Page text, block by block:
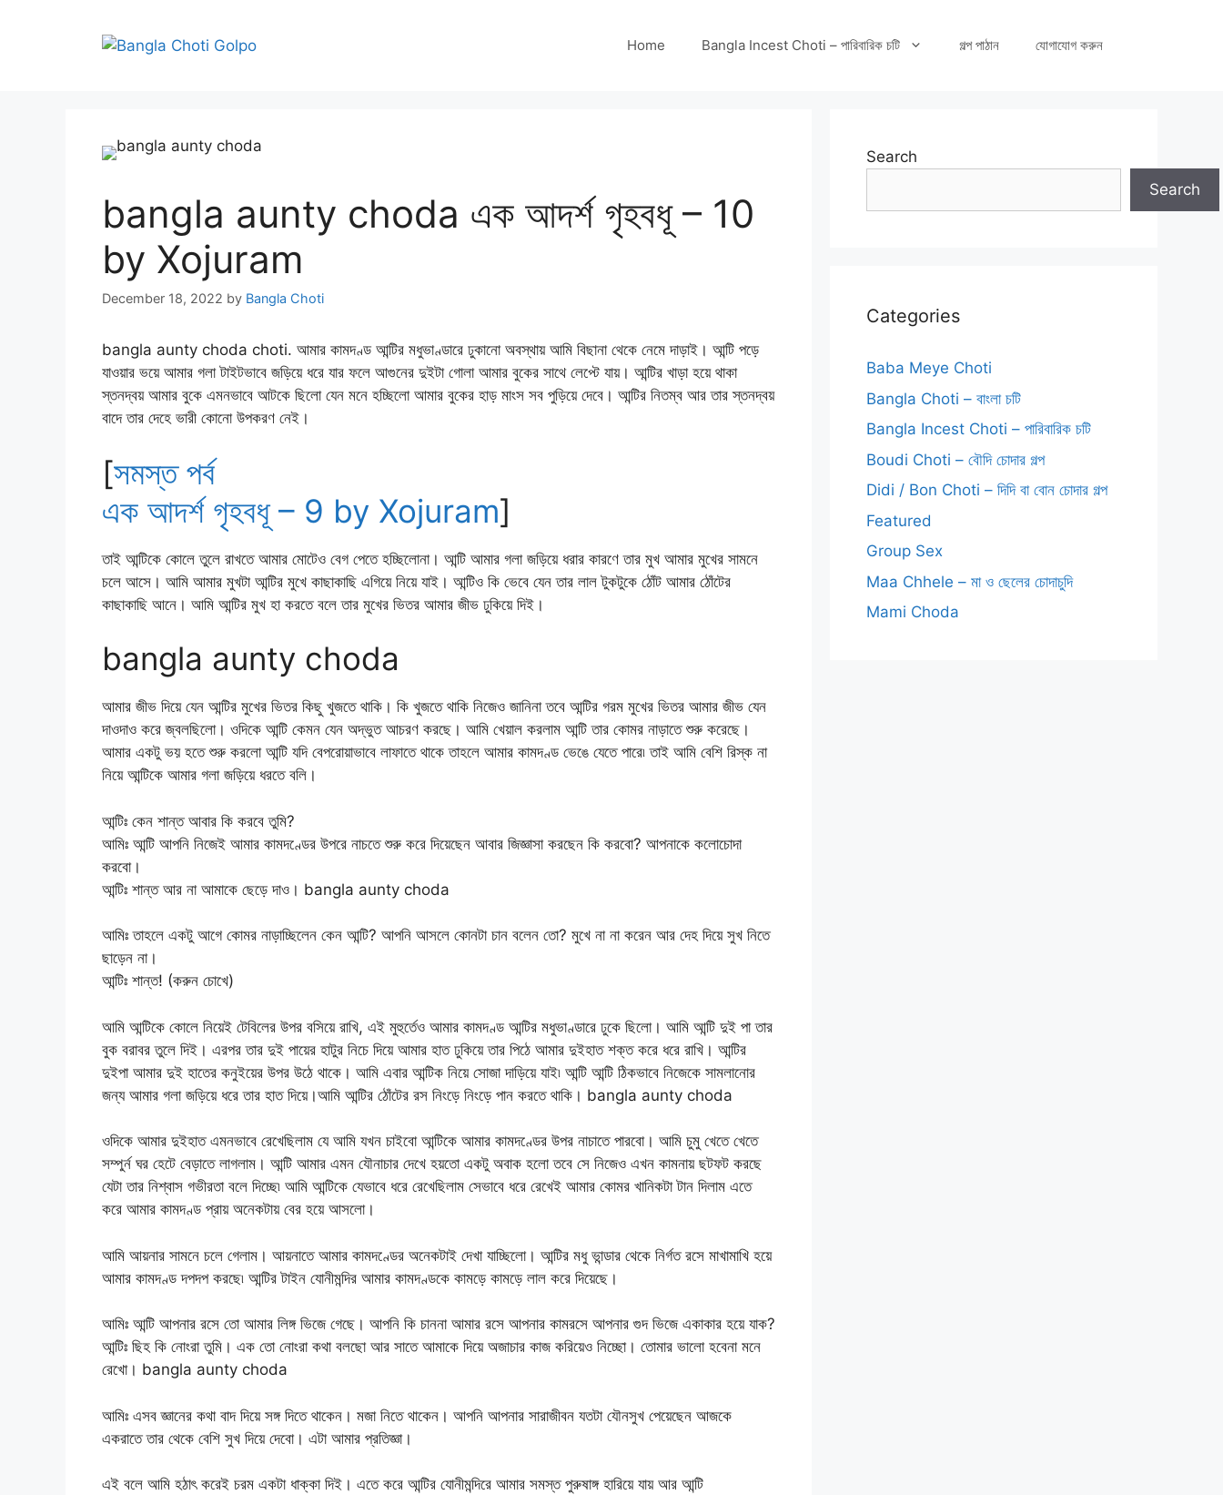
Home Bangla Incest Choti – পারিবারিক চটি গল্প পাঠান যোগাযোগ করুন
bangla aunty choda এক আদর্শ গৃহবধূ – 10
by Xojuram
December 18, 2022 by Bangla Choti
bangla aunty choda choti. আমার কামদণ্ড আন্টির মধুভাণ্ডারে ঢুকানো অবস্থায় আমি বিছানা থেকে নেমে দাড়াই। আন্টি পড়ে
যাওয়ার ভয়ে আমার গলা টাইটভাবে জড়িয়ে ধরে যার ফলে আগুনের দুইটা গোলা আমার বুকের সাথে লেপ্টে যায়। আন্টির খাড়া হয়ে থাকা
স্তনদ্বয় আমার বুকে এমনভাবে আটকে ছিলো যেন মনে হচ্ছিলো আমার বুকের হাড় মাংস সব পুড়িয়ে দেবে। আন্টির নিতম্ব আর তার স্তনদ্বয়
বাদে তার দেহে ভারী কোনো উপকরণ নেই।
[সমস্ত পর্ব
এক আদর্শ গৃহবধূ – 9 by Xojuram]
তাই আন্টিকে কোলে তুলে রাখতে আমার মোটেও বেগ পেতে হচ্ছিলোনা। আন্টি আমার গলা জড়িয়ে ধরার কারণে তার মুখ আমার মুখের সামনে
চলে আসে। আমি আমার মুখটা আন্টির মুখে কাছাকাছি এগিয়ে নিয়ে যাই। আন্টিও কি ভেবে যেন তার লাল টুকটুকে ঠোঁট আমার ঠোঁটের
কাছাকাছি আনে। আমি আন্টির মুখ হা করতে বলে তার মুখের ভিতর আমার জীভ ঢুকিয়ে দিই।
bangla aunty choda
আমার জীভ দিয়ে যেন আন্টির মুখের ভিতর কিছু খুজতে থাকি। কি খুজতে থাকি নিজেও জানিনা তবে আন্টির গরম মুখের ভিতর আমার জীভ যেন
দাওদাও করে জ্বলছিলো। ওদিকে আন্টি কেমন যেন অদ্ভুত আচরণ করছে। আমি খেয়াল করলাম আন্টি তার কোমর নাড়াতে শুরু করেছে।
আমার একটু ভয় হতে শুরু করলো আন্টি যদি বেপরোয়াভাবে লাফাতে থাকে তাহলে আমার কামদণ্ড ভেঙে যেতে পারে৷ তাই আমি বেশি রিস্ক না
নিয়ে আন্টিকে আমার গলা জড়িয়ে ধরতে বলি।
আন্টিঃ কেন শান্ত আবার কি করবে তুমি?
আমিঃ আন্টি আপনি নিজেই আমার কামদণ্ডের উপরে নাচতে শুরু করে দিয়েছেন আবার জিজ্ঞাসা করছেন কি করবো? আপনাকে কলোচোদা
করবো।
আন্টিঃ শান্ত আর না আমাকে ছেড়ে দাও। bangla aunty choda
আমিঃ তাহলে একটু আগে কোমর নাড়াচ্ছিলেন কেন আন্টি? আপনি আসলে কোনটা চান বলেন তো? মুখে না না করেন আর দেহ দিয়ে সুখ নিতে
ছাড়েন না।
আন্টিঃ শান্ত! (করুন চোখে)
আমি আন্টিকে কোলে নিয়েই টেবিলের উপর বসিয়ে রাখি, এই মুহুর্তেও আমার কামদণ্ড আন্টির মধুভাণ্ডারে ঢুকে ছিলো। আমি আন্টি দুই পা তার
বুক বরাবর তুলে দিই। এরপর তার দুই পায়ের হাটুর নিচে দিয়ে আমার হাত ঢুকিয়ে তার পিঠে আমার দুইহাত শক্ত করে ধরে রাখি। আন্টির
দুইপা আমার দুই হাতের কনুইয়ের উপর উঠে থাকে। আমি এবার আন্টিক নিয়ে সোজা দাড়িয়ে যাই৷ আন্টি আন্টি ঠিকভাবে নিজেকে সামলানোর
জন্য আমার গলা জড়িয়ে ধরে তার হাত দিয়ে।আমি আন্টির ঠোঁটের রস নিংড়ে নিংড়ে পান করতে থাকি। bangla aunty choda
ওদিকে আমার দুইহাত এমনভাবে রেখেছিলাম যে আমি যখন চাইবো আন্টিকে আমার কামদণ্ডের উপর নাচাতে পারবো। আমি চুমু খেতে খেতে
সম্পুর্ন ঘর হেটে বেড়াতে লাগলাম। আন্টি আমার এমন যৌনাচার দেখে হয়তো একটু অবাক হলো তবে সে নিজেও এখন কামনায় ছটফট করছে
যেটা তার নিশ্বাস গভীরতা বলে দিচ্ছে৷ আমি আন্টিকে যেভাবে ধরে রেখেছিলাম সেভাবে ধরে রেখেই আমার কোমর খানিকটা টান দিলাম এতে
করে আমার কামদণ্ড প্রায় অনেকটায় বের হয়ে আসলো।
আমি আয়নার সামনে চলে গেলাম। আয়নাতে আমার কামদণ্ডের অনেকটাই দেখা যাচ্ছিলো। আন্টির মধু ভান্ডার থেকে নির্গত রসে মাখামাখি হয়ে
আমার কামদণ্ড দপদপ করছে৷ আন্টির টাইন যোনীমন্দির আমার কামদণ্ডকে কামড়ে কামড়ে লাল করে দিয়েছে।
আমিঃ আন্টি আপনার রসে তো আমার লিঙ্গ ভিজে গেছে। আপনি কি চাননা আমার রসে আপনার কামরসে আপনার গুদ ভিজে একাকার হয়ে যাক?
আন্টিঃ ছিহ কি নোংরা তুমি। এক তো নোংরা কথা বলছো আর সাতে আমাকে দিয়ে অজাচার কাজ করিয়েও নিচ্ছো। তোমার ভালো হবেনা মনে
রেখো। bangla aunty choda
আমিঃ এসব জ্ঞানের কথা বাদ দিয়ে সঙ্গ দিতে থাকেন। মজা নিতে থাকেন। আপনি আপনার সারাজীবন যতটা যৌনসুখ পেয়েছেন আজকে
একরাতে তার থেকে বেশি সুখ দিয়ে দেবো। এটা আমার প্রতিজ্ঞা।
এই বলে আমি হঠাৎ করেই চরম একটা ধাক্কা দিই। এতে করে আন্টির যোনীমন্দিরে আমার সমস্ত পুরুষাঙ্গ হারিয়ে যায় আর আন্টি
Search
Search
Categories
Baba Meye Choti
Bangla Choti – বাংলা চটি
Bangla Incest Choti – পারিবারিক চটি
Boudi Choti – বৌদি চোদার গল্প
Didi / Bon Choti – দিদি বা বোন চোদার গল্প
Featured
Group Sex
Maa Chhele – মা ও ছেলের চোদাচুদি
Mami Choda